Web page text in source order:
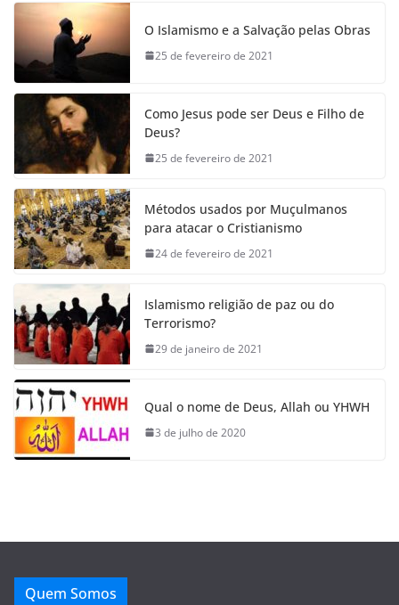
O Islamismo e a Salvação pelas Obras
25 de fevereiro de 2021
Como Jesus pode ser Deus e Filho de
Deus?
25 de fevereiro de 2021
Métodos usados por Muçulmanos
para atacar o Cristianismo
24 de fevereiro de 2021
Islamismo religião de paz ou do
Terrorismo?
29 de janeiro de 2021
Qual o nome de Deus, Allah ou YHWH
3 de julho de 2020
Quem Somos